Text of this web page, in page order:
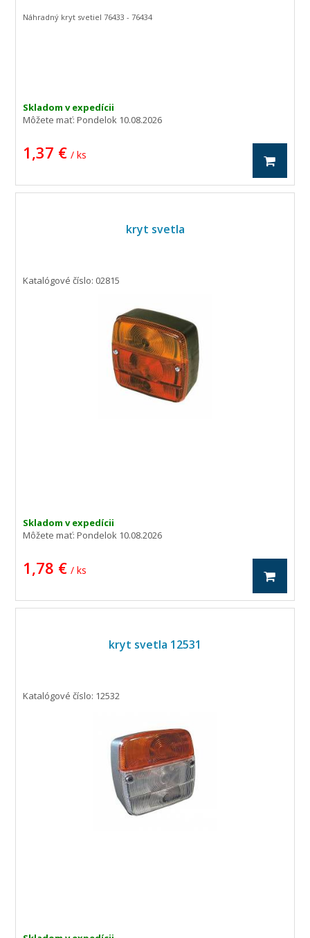
Skladom v expedícii
Môžete mať:Pondelok 10.08.2026
1,37 € / ks
Náhradný kryt svetiel 76433 - 76434
kryt svetla
Katalógové číslo: 02815
Skladom v expedícii
Môžete mať:Pondelok 10.08.2026
1,78 € / ks
kryt svetla 12531
Katalógové číslo: 12532